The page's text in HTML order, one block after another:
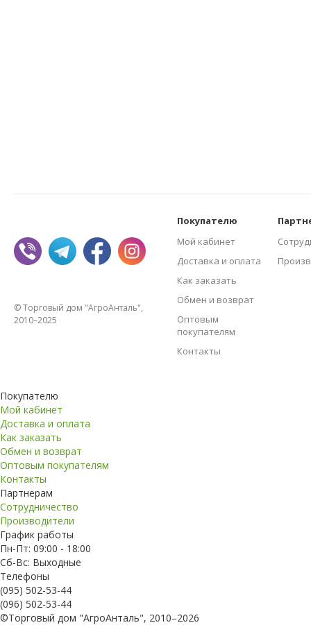
© Торговый дом "АгроАнталь",
2010–2025
Покупателю
Мой кабинет
Доставка и оплата
Как заказать
Обмен и возврат
Оптовым
покупателям
Контакты
Покупателю
Мой кабинет
Доставка и оплата
Как заказать
Обмен и возврат
Оптовым покупателям
Контакты
Партнерам
Сотрудничество
Производители
График работы
Пн-Пт: 09:00 - 18:00
Сб-Вс: Выходные
Телефоны
(095) 502-53-44
(096) 502-53-44
©Торговый дом "АгроАнталь", 2010–2026